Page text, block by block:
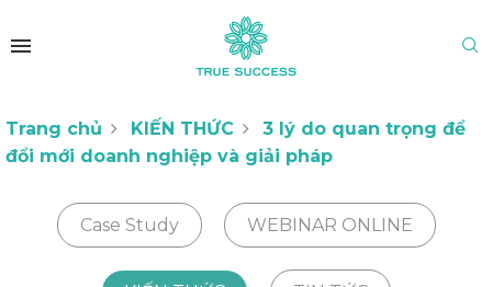
Trang chủ KIẾN THỨC
3 lý do quan trọng để
đổi mới doanh nghiệp và giải pháp
Case Study WEBINAR ONLINE